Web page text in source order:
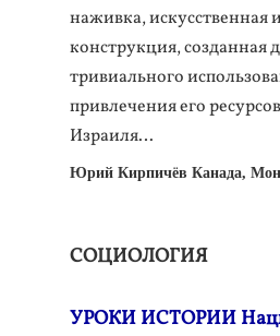
наживка, искусственная
конструкция, созданная
тривиального
привлечения его
Израиля…
Юрий Кирпичёв Канада,
СОЦИОЛОГИЯ
УРОКИ ИСТОРИИ